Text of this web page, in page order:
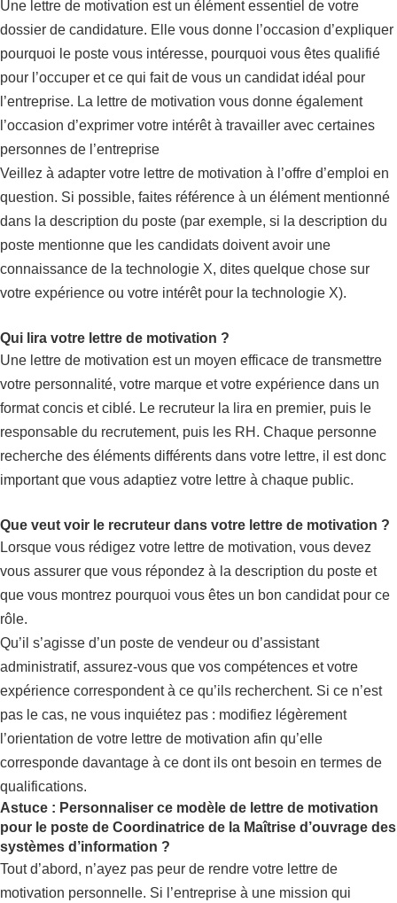
Une lettre de motivation est un élément essentiel de votre
dossier de candidature. Elle vous donne l’occasion d’expliquer
pourquoi le poste vous intéresse, pourquoi vous êtes qualifié
pour l’occuper et ce qui fait de vous un candidat idéal pour
l’entreprise. La lettre de motivation vous donne également
l’occasion d’exprimer votre intérêt à travailler avec certaines
personnes de l’entreprise
Veillez à adapter votre lettre de motivation à l’offre d’emploi en
question. Si possible, faites référence à un élément mentionné
dans la description du poste (par exemple, si la description du
poste mentionne que les candidats doivent avoir une
connaissance de la technologie X, dites quelque chose sur
votre expérience ou votre intérêt pour la technologie X).
Qui lira votre lettre de motivation ?
Une lettre de motivation est un moyen efficace de transmettre
votre personnalité, votre marque et votre expérience dans un
format concis et ciblé. Le recruteur la lira en premier, puis le
responsable du recrutement, puis les RH. Chaque personne
recherche des éléments différents dans votre lettre, il est donc
important que vous adaptiez votre lettre à chaque public.
Que veut voir le recruteur dans votre lettre de motivation ?
Lorsque vous rédigez votre lettre de motivation, vous devez
vous assurer que vous répondez à la description du poste et
que vous montrez pourquoi vous êtes un bon candidat pour ce
rôle.
Qu’il s’agisse d’un poste de vendeur ou d’assistant
administratif, assurez-vous que vos compétences et votre
expérience correspondent à ce qu’ils recherchent. Si ce n’est
pas le cas, ne vous inquiétez pas : modifiez légèrement
l’orientation de votre lettre de motivation afin qu’elle
corresponde davantage à ce dont ils ont besoin en termes de
qualifications.
Astuce : Personnaliser ce modèle de lettre de motivation
pour le poste de Coordinatrice de la Maîtrise d’ouvrage des
systèmes d’information ?
Tout d’abord, n’ayez pas peur de rendre votre lettre de
motivation personnelle. Si l’entreprise à une mission qui